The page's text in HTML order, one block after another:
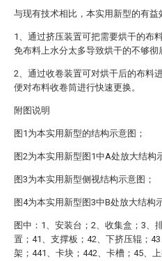
与现有技术相比，本实用新型的有益
1、通过挤压装置可把需要烘干的布
免布料上水分太多导致烘干的不够彻
2、通过收卷装置可对烘干后的布料
便对布料收卷筒进行快速更换。
附图说明
图1为本实用新型的结构示意图；
图2为本实用新型图1中A处放大结构
图3为本实用新型侧视结构示意图；
图4为本实用新型图3中B处放大结构
图中：1、安装台；2、收集盒；3、
置；41、支撑板；42、下挤压辊；
架；441、卡块；442、卡槽；45、